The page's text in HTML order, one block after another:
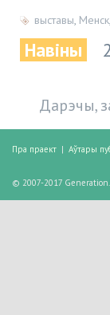
выставы, Менск,
Навіны
Дарэчы,
Пра праект | Аўтары
© 2007-2017